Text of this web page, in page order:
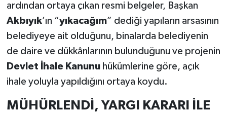
ardından ortaya çıkan resmi belgeler, Başkan
Akbıyık’ın “yıkacağım” dediği yapıların arsasının
belediyeye ait olduğunu, binalarda belediyenin
de daire ve dükkânlarının bulunduğunu ve projenin
Devlet İhale Kanunuhükümlerine göre, açık
ihale yoluyla yapıldığını ortaya koydu.
MÜHÜRLENDİ, YARGI KARARI İLE